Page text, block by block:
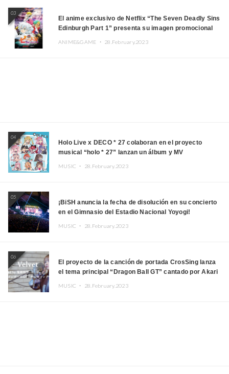
03
El anime exclusivo de Netflix “The Seven Deadly Sins
Edinburgh Part 1” presenta su imagen promocional
ANIME&GAME ・ 28.February.2023
04
Holo Live x DECO * 27 colaboran en el proyecto
musical “holo * 27” lanzan un álbum y MV
MUSIC ・ 28.February.2023
05
¡BiSH anuncia la fecha de disolución en su concierto
en el Gimnasio del Estadio Nacional Yoyogi!
MUSIC ・ 28.February.2023
06
El proyecto de la canción de portada CrosSing lanza
el tema principal “Dragon Ball GT” cantado por Akari
MUSIC ・ 28.February.2023